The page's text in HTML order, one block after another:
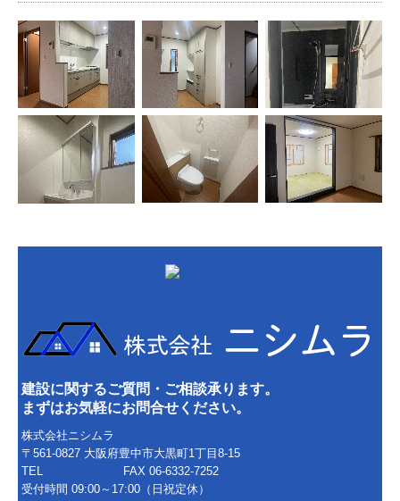
建設に関するご質問・ご相談承ります。
まずはお気軽にお問合せください。
株式会社ニシムラ
〒561-0827 大阪府豊中市大黒町1丁目8-15
TEL
FAX 06-6332-7252
受付時間 09:00～17:00（日祝定休）